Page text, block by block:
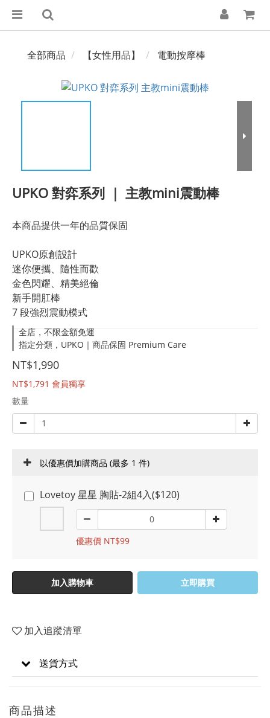
全部商品 【女性用品】 電動按摩棒
UPKO 對弈系列 ｜ 主教mini震動棒
本商品提供一年的品質保固
UPKO原創設計
迷你便攜、隨性而歡
金色閃耀、精美絕倫
新手開肛棒
7 段強烈震動模式
全店，不限金額免運
指定分類，UPKO｜商品保固 Premium Care
NT$1,990
NT$1,791 會員獨享
數量
以優惠價加購商品 (最多 1 件)
Lovetoy 星星 胸貼-2組4入($120)
優惠價 NT$99
加入購物車 立即購買
加入追蹤清單
送貨方式
商品描述